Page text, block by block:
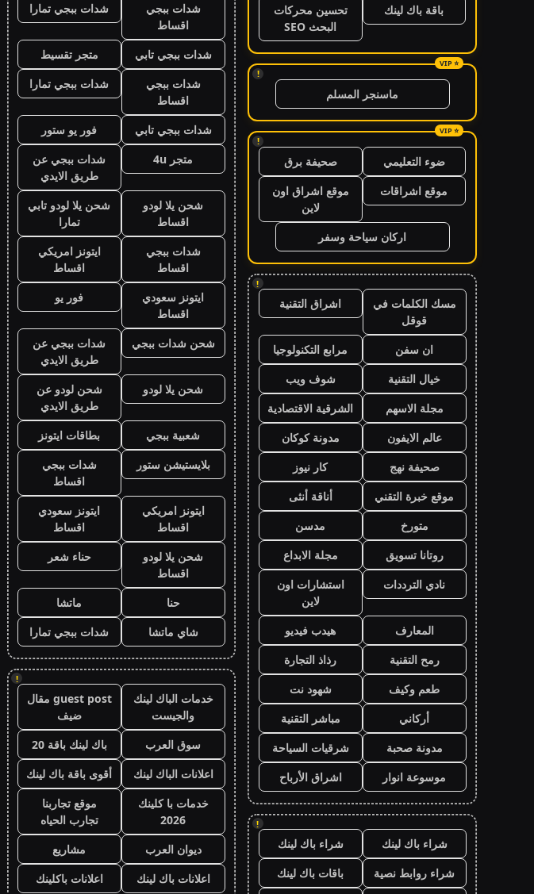
باقة باك لينك
تحسين محركات
البحث SEO
!
ماسنجر المسلم
!
ضوء التعليمي
صحيفة برق
موقع اشراقات
موقع اشراق اون
لاين
اركان سياحة وسفر
!
مسك الكلمات في
قوقل
اشراق التقنية
ان سفن
مرابع التكنولوجيا
خيال التقنية
شوف ويب
مجلة الاسهم
الشرقية الاقتصادية
عالم الايفون
مدونة كوكان
صحيفة نهج
كار نيوز
موقع خبرة التقني
أناقة أنثى
متورخ
مدسن
روتانا تسويق
مجلة الابداع
نادي الترددات
استشارات اون
لاين
المعارف
هيدب فيديو
رمح التقنية
رذاذ التجارة
طعم وكيف
شهود نت
أركاني
مباشر التقنية
مدونة صحبة
شرقيات السياحة
موسوعة انوار
اشراق الأرباح
!
شراء باك لينك
شراء باك لينك
شراء روابط نصية
باقات باك لينك
شدات ببجي
اقساط
شدات ببجي تمارا
شدات ببجي تابي
متجر تقسيط
شدات ببجي
اقساط
شدات ببجي تمارا
شدات ببجي تابي
فور يو ستور
متجر 4u
شدات ببجي عن
طريق الايدي
شحن يلا لودو
اقساط
شحن يلا لودو تابي
تمارا
شدات ببجي
اقساط
ايتونز امريكي
اقساط
ايتونز سعودي
اقساط
فور يو
شحن شدات ببجي
شدات ببجي عن
طريق الايدي
شحن يلا لودو
شحن لودو عن
طريق الايدي
شعبية ببجي
بطاقات ايتونز
بلايستيشن ستور
شدات ببجي
اقساط
ايتونز امريكي
اقساط
ايتونز سعودي
اقساط
شحن يلا لودو
اقساط
حناء شعر
حنا
ماتشا
شاي ماتشا
شدات ببجي تمارا
!
خدمات الباك لينك
والجيست
guest post مقال
ضيف
سوق العرب
باك لينك باقة 20
اعلانات الباك لينك
أقوى باقة باك لينك
خدمات با كلينك
2026
موقع تجاربنا
تجارب الحياه
ديوان العرب
مشاريع
اعلانات باك لينك
اعلانات باكلينك